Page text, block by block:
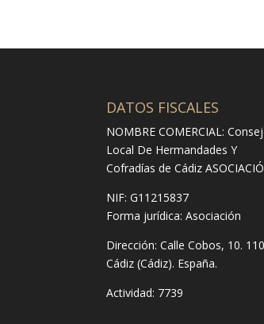
DATOS FISCALES
NOMBRE COMERCIAL:
Local De Hermandades Y
Cofradías de Cádiz
NIF: G11215837
Forma jurídica:Asociación
Dirección:Calle Cobos, 10.
Cádiz (Cádiz). España.
Actividad: 7739